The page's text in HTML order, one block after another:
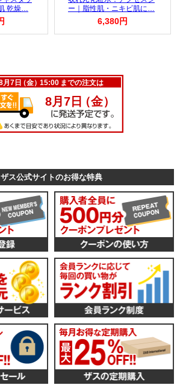
ザス公式サイトのお得な特典